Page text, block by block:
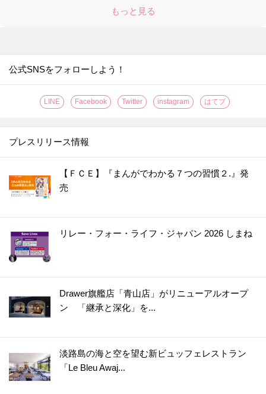
31.
32. 侯爵家令嬢の「あるお悩み」を解決するため選ばれたのは…"最底辺"男爵家令嬢でした【女王陛下の特命令嬢リリス・バレンタイン#1】
35.
36. 見習い仙女、ワケあって人間界で修行中。彼女が作る『豚の角煮麺』は超絶品で…！？【七十二候ノ国の後宮薬膳医#1】
37. 自己投資に全てをつぎ込む26歳OL「レミ」。地味で内気な幼馴染「ユミ」から紹介したい男性がいると言われ…【かつて女の子だった人たちへ#1】
38.
39. 賞味期限3日も過ぎてる…。それでも私がこれを食べずにはいられなかった理由。【トゥットでアペロ～派遣切りOLが異世界で小料理屋はじめました～#1】
40. 増え続けるアラフィフ独身者。"おひとりさま"を気軽に楽しめる時代になったけど…？【ビバ！独身ズ#1】
41.
「ただ認められたい」その一心で私がすがった先は〈マルチ商法〉という沼だった。【マルチの子 #1】
44.
47.
48.
もっと見る
公式SNSをフォローしよう！
LINE Facebook Twitter instagram はてブ
プレスリリース情報
【ＦＣＥ】『まんがでわかる７つの習慣２.』発
売
リレー・フォー・ライフ・ジャパン 2026 しまね
Drawer旗艦店「青山店」がリニューアルオープ
ン 「継承と深化」を...
淡路島の海と空を望む新ビュッフェレストラン
「Le Bleu Awaj...